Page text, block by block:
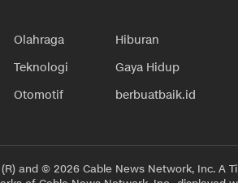
Olahraga
Teknologi
Otomotif
Hiburan
Gaya Hidup
berbuatbaik.id
and © 2026 Cable News Network, Inc. A